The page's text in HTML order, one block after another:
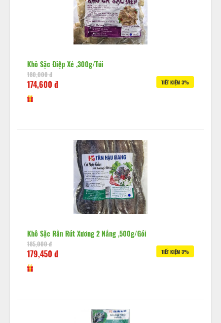
Khô Sặc Điệp Xẻ ,300g/túi
180,000 đ
174,600 đ TIẾT KIỆM 3%
Khô Sặc Rằn Rút Xương 2 Nắng ,500g/gói
185,000 đ
179,450 đ TIẾT KIỆM 3%